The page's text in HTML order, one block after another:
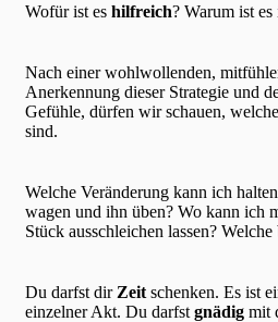
Wofür ist es hilfreich? Warum ist
Nach einer wohlwollenden,
Anerkennung dieser Strategie und
Gefühle, dürfen wir schauen,
sind.
Welche Veränderung kann ich
wagen und ihn üben? Wo kann ich
Stück ausschleichen lassen?
Du darfst dir Zeitschenken. Es ist
einzelner Akt. Du darfst gnädigmit